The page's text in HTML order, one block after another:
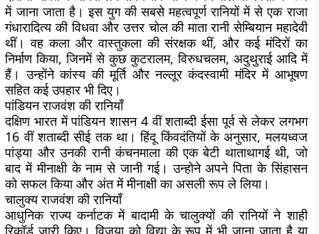
में जाना जाता है। इस युग की सबसे महत्वपूर्ण रानियों में से एक राजा
गंधारादित्य की विधवा और उत्तर चोल की माता रानी सेम्बियान महादेवी
थीं। वह कला और वास्तुकला की संरक्षक थीं, और कई मंदिरों का
निर्माण किया, जिनमें से कुछ कुटरालम, विरुधचलम, अदुथुराई आदि में
हैं। उन्होंने कांस्य की मूर्ति और नल्लूर कंदस्वामी मंदिर में आभूषण
सहित कई उपहार भी दिए।
पांडियन राजवंश की रानियाँ
दक्षिण भारत में पांडियन शासन 4 वीं शताब्दी ईसा पूर्व से लेकर लगभग
16 वीं शताब्दी सीई तक था। हिंदू किंवदंतियों के अनुसार, मलयध्वज
पांड्या और उनकी रानी कंचनमाला की एक बेटी थाताथागई थी, जो
बाद में मीनाक्षी के नाम से जानी गई। उन्होने अपने पिता के सिंहासन
को सफल किया और अंत में मीनाक्षी का असली रूप ले लिया।
चालुक्य राजवंश की रानियाँ
आधुनिक राज्य कर्नाटक में बादामी के चालुक्यों की रानियों ने शाही
रिकॉर्ड जारी किए। विजया को विद्या के रूप में भी जाना जाता है या